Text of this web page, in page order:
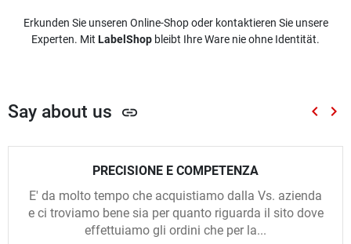
Erkunden Sie unseren Online-Shop oder kontaktieren Sie unsere
Experten. Mit LabelShop bleibt Ihre Ware nie ohne Identität.
Say about us link Zurück
keyboard_arrow_left keyboard_arrow_right
PRECISIONE E COMPETENZA
E' da molto tempo che acquistiamo dalla Vs. azienda
e ci troviamo bene sia per quanto riguarda il sito dove
effettuiamo gli ordini che per la...